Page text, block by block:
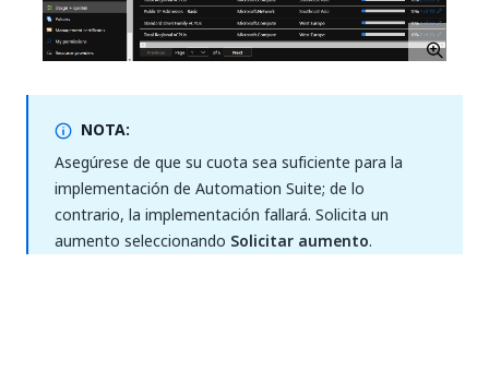
NOTA:
Asegúrese de que su cuota sea suficiente para la
implementación de Automation Suite; de lo
contrario, la implementación fallará. Solicita un
aumento seleccionando Solicitar aumento.